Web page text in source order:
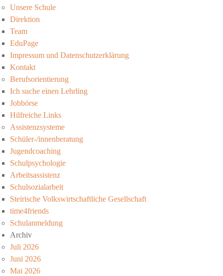
Unsere Schule
Direktion
Team
EduPage
Impressum und Datenschutzerklärung
Kontakt
Berufsorientierung
Ich suche einen Lehrling
Jobbörse
Hilfreiche Links
Assistenzsysteme
Schüler-/innenberatung
Jugendcoaching
Schulpsychologie
Arbeitsassistenz
Schulsozialarbeit
Steirische Volkswirtschaftliche Gesellschaft
time4friends
Schulanmeldung
Archiv
Juli 2026
Juni 2026
Mai 2026